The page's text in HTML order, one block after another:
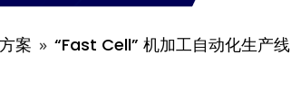
案 “Fast Cell” 机加工自动化生产线